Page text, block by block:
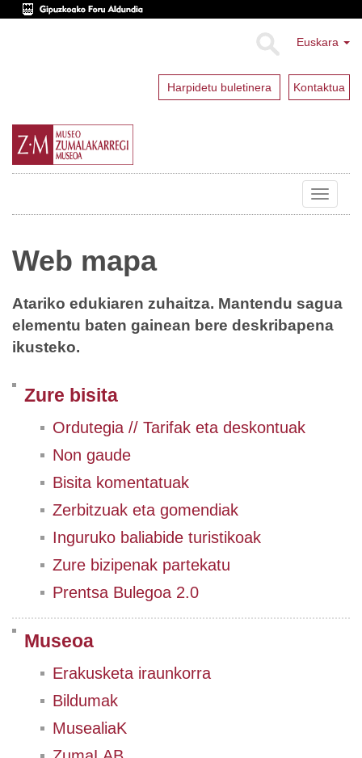
Euskara
Harpidetu buletinera Kontaktua
Toggle
Web mapa
Atariko edukiaren zuhaitza. Mantendu sagua
elementu baten gainean bere deskribapena
ikusteko.
Zure bisita
Ordutegia // Tarifak eta deskontuak
Non gaude
Bisita komentatuak
Zerbitzuak eta gomendiak
Inguruko baliabide turistikoak
Zure bizipenak partekatu
Prentsa Bulegoa 2.0
Museoa
Erakusketa iraunkorra
Bildumak
MusealiaK